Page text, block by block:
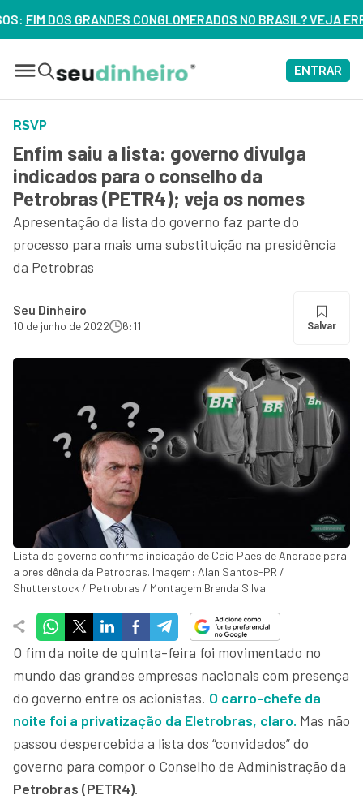
NO BRASIL? VEJA ERROS DE 3 DELES – ASSISTA
ENTRAR
RSVP
Enfim saiu a lista: governo divulga
indicados para o conselho da
Petrobras (PETR4); veja os nomes
Apresentação da lista do governo faz parte do
processo para mais uma substituição na presidência
da Petrobras
Seu Dinheiro
10 de junho de 2022 6:11 Salvar
Lista do governo confirma indicação de Caio Paes de Andrade para
a presidência da Petrobras. Imagem: Alan Santos-PR /
Shutterstock / Petrobras / Montagem Brenda Silva
O fim da noite de quinta-feira foi movimentado no
mundo das grandes empresas nacionais com presença
do governo entre os acionistas. O carro-chefe da
noite foi a privatização da Eletrobras, claro. Mas não
passou despercebida a lista dos “convidados” do
governo para compor o Conselho de Administração da
Petrobras (PETR4).